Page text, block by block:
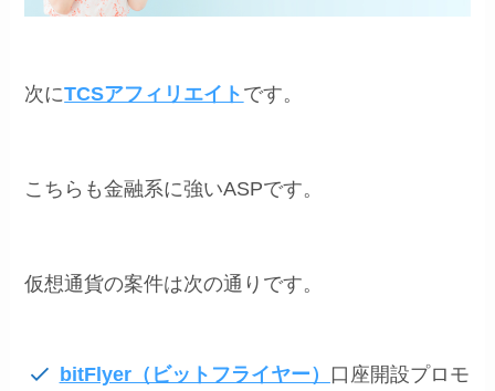
次にTCSアフィリエイト です。
こちらも金融系に強いASPです。
仮想通貨の案件は次の通りです。
bitFlyer（ビットフライヤー）
口座開設プロモ